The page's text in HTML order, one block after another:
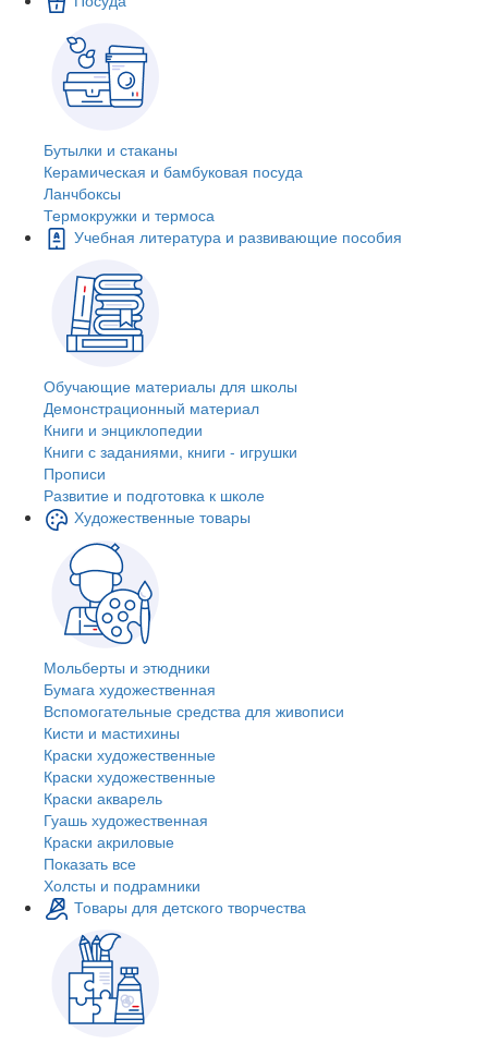
Бутылки и стаканы
Керамическая и бамбуковая посуда
Ланчбоксы
Термокружки и термоса
Учебная литература и развивающие пособия
Обучающие материалы для школы
Демонстрационный материал
Книги и энциклопедии
Книги с заданиями, книги - игрушки
Прописи
Развитие и подготовка к школе
Художественные товары
Мольберты и этюдники
Бумага художественная
Вспомогательные средства для живописи
Кисти и мастихины
Краски художественные
Краски художественные
Краски акварель
Гуашь художественная
Краски акриловые
Показать все
Холсты и подрамники
Товары для детского творчества